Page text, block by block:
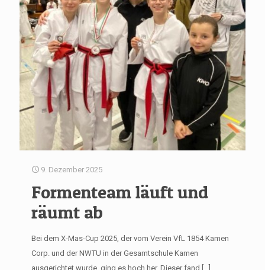
9. Dezember 2025
Formenteam läuft und
räumt ab
Bei dem X-Mas-Cup 2025, der vom Verein VfL 1854 Kamen
Corp. und der NWTU in der Gesamtschule Kamen
ausgerichtet wurde, ging es hoch her. Dieser fand